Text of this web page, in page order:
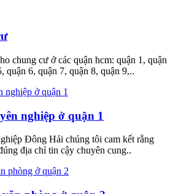
chung cư ở các quận hcm: quận 1, quận
quận 6, quận 7, quận 8, quận 9,..
nghiệp ở quận 1
Đông Hải chúng tôi cam kết rằng
địa chỉ tin cậy chuyên cung..